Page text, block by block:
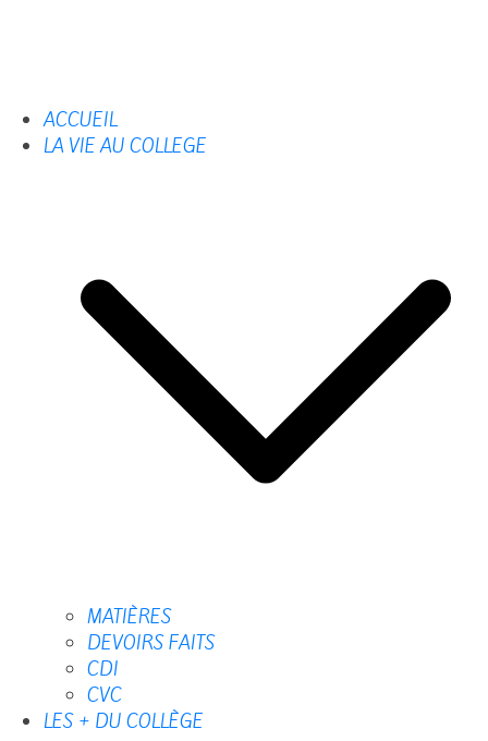
ACCUEIL
LA VIE AU COLLEGE
MATIÈRES
DEVOIRS FAITS
CDI
CVC
LES + DU COLLÈGE